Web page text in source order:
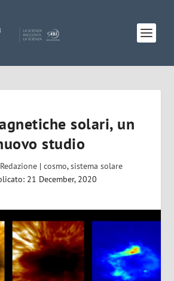
solari, un
studio
Redazione| cosmo,sistema solare
21 December, 2020